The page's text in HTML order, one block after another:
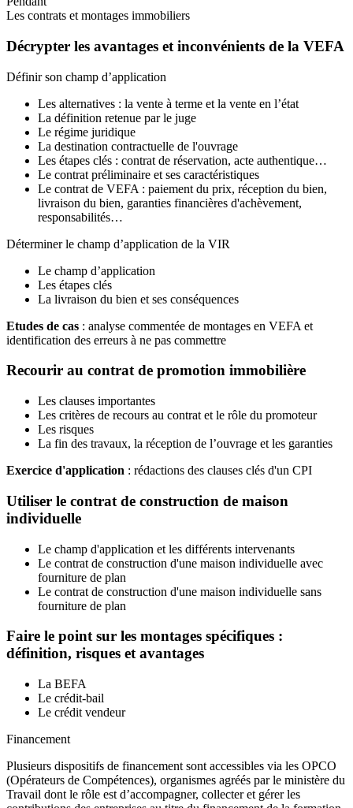
Les contrats et montages immobiliers
Décrypter les avantages et inconvénients de la VEFA
Définir son champ d’application
Les alternatives : la vente à terme et la vente en l’état
La définition retenue par le juge
Le régime juridique
La destination contractuelle de l'ouvrage
Les étapes clés : contrat de réservation, acte authentique…
Le contrat préliminaire et ses caractéristiques
Le contrat de VEFA : paiement du prix, réception du bien,
livraison du bien, garanties financières d'achèvement,
responsabilités…
Déterminer le champ d’application de la VIR
Le champ d’application
Les étapes clés
La livraison du bien et ses conséquences
Etudes de cas : analyse commentée de montages en VEFA et
identification des erreurs à ne pas commettre
Recourir au contrat de promotion immobilière
Les clauses importantes
Les critères de recours au contrat et le rôle du promoteur
Les risques
La fin des travaux, la réception de l’ouvrage et les garanties
Exercice d'application : rédactions des clauses clés d'un CPI
Utiliser le contrat de construction de maison
individuelle
Le champ d'application et les différents intervenants
Le contrat de construction d'une maison individuelle avec
fourniture de plan
Le contrat de construction d'une maison individuelle sans
fourniture de plan
Faire le point sur les montages spécifiques :
définition, risques et avantages
La BEFA
Le crédit-bail
Le crédit vendeur
Financement
Plusieurs dispositifs de financement sont accessibles via les OPCO
(Opérateurs de Compétences), organismes agréés par le ministère du
Travail dont le rôle est d’accompagner, collecter et gérer les